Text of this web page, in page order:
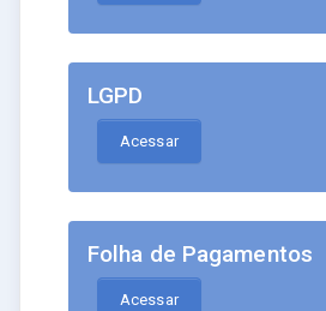
LGPD
Acessar
Folha de Pagamentos
Acessar